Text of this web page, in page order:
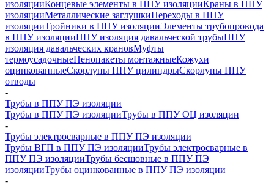
изоляцииКонцевые элементы в ППУ изоляцииКраны в ППУ
изоляцииМеталлические заглушкиПереходы в ППУ
изоляцииТройники в ППУ изоляцииЭлементы трубопровода
в ППУ изоляцииППУ изоляция давальческой трубыППУ
изоляция давальческих крановМуфты
термоусадочныеПенопакеты монтажныеКожухи
оцинкованныеСкорлупы ППУ цилиндрыСкорлупы ППУ
отводы
-
Трубы в ППУ ПЭ изоляции
Трубы в ППУ ПЭ изоляцииТрубы в ППУ ОЦ изоляции
-
Трубы электросварные в ППУ ПЭ изоляции
Трубы ВГП в ППУ ПЭ изоляцииТрубы электросварные в
ППУ ПЭ изоляцииТрубы бесшовные в ППУ ПЭ
изоляцииТрубы оцинкованные в ППУ ПЭ изоляции
-